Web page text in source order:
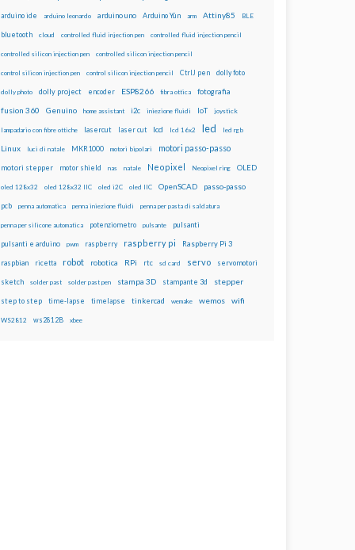
arduino ide arduino leonardo arduino uno Arduino Yún arm Attiny85 BLE
bluetooth cloud controlled fluid injection pen controlled fluid injection pencil
controlled silicon injection pen controlled silicon injection pencil
control silicon injection pen control silicon injection pencil CtrlJ pen dolly foto
dolly photo dolly project encoder ESP8266 fibra ottica fotografia
fusion 360 Genuino home assistant i2c iniezione fluidi IoT joystick
lampadario con fibre ottiche lasercut laser cut lcd lcd 16x2 led led rgb
Linux luci di natale MKR1000 motori bipolari motori passo-passo
motori stepper motor shield nas natale Neopixel Neopixel ring OLED
oled 128x32 oled 128x32 IIC oled i2C oled IIC OpenSCAD passo-passo
pcb penna automatica penna iniezione fluidi penna per pasta di saldatura
penna per silicone automatica potenziometro pulsante pulsanti
pulsanti e arduino pwm raspberry raspberry pi Raspberry Pi 3
raspbian ricetta robot robotica RPi rtc sd card servo servomotori
sketch solder past solder past pen stampa 3D stampante 3d stepper
step to step time-lapse timelapse tinkercad wemake wemos wifi
WS2812 ws2812B xbee